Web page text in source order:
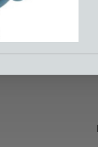
sicuri al 100%